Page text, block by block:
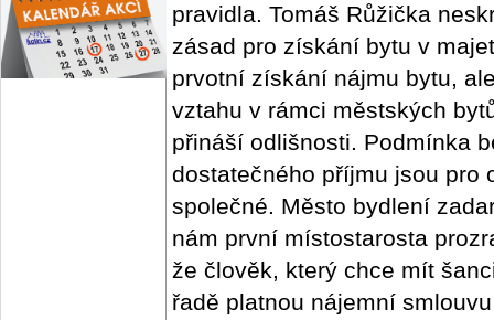
pravidla. Tomáš Růžička
zásad pro získání bytu v
prvotní získání nájmu bytu,
vztahu v rámci městských
přináší odlišnosti. Podmínka
dostatečného příjmu jsou pro
společné. Město bydlení
nám první místostarosta
že člověk, který chce mít
řadě platnou nájemní